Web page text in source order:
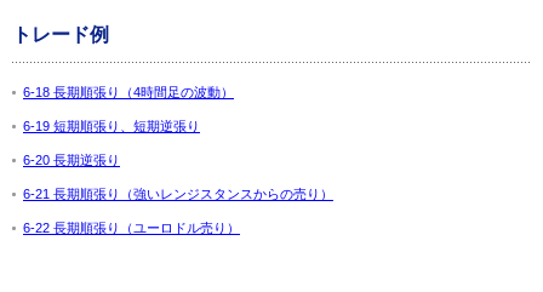
トレード例
6-18 長期順張り（4時間足の波動）
6-19 短期順張り、短期逆張り
6-20 長期逆張り
6-21 長期順張り（強いレンジスタンスからの売り）
6-22 長期順張り（ユーロドル売り）